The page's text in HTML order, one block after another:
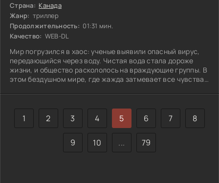
Страна: Канада
Жанр: триллер
Продолжительность: 01:31 мин.
Качество: WEB-DL
Мир погрузился в хаос: ученые выявили опасный вирус,
передающийся через воду. Чистая вода стала дороже
жизни, и общество раскололось на враждующие группы. В
этом бездушном мире, где жажда затмевает все чувства,
незараженный колодец. Их хрупкий мир рушится, когда к
ним приходит раненый Джейми, посланец Габриэль, главы
лагеря искателей воды. Сара оказывается перед
жестоким выбором: оставаться верной своей семье,
1 2 3 4 5 6 7 8
9 10 ... 79